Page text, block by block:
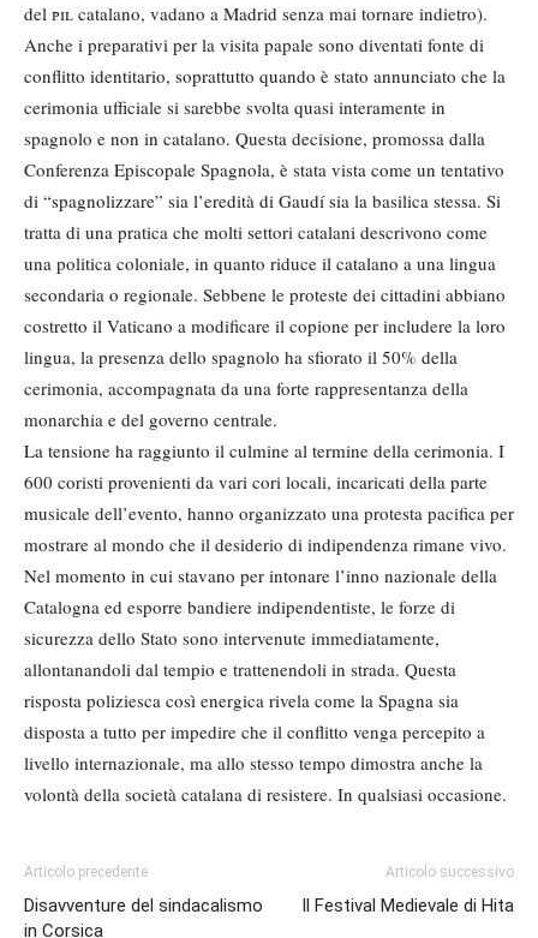
del pil catalano, vadano a Madrid senza mai tornare indietro).
Anche i preparativi per la visita papale sono diventati fonte di
conflitto identitario, soprattutto quando è stato annunciato che la
cerimonia ufficiale si sarebbe svolta quasi interamente in
spagnolo e non in catalano. Questa decisione, promossa dalla
Conferenza Episcopale Spagnola, è stata vista come un tentativo
di “spagnolizzare” sia l’eredità di Gaudí sia la basilica stessa. Si
tratta di una pratica che molti settori catalani descrivono come
una politica coloniale, in quanto riduce il catalano a una lingua
secondaria o regionale. Sebbene le proteste dei cittadini abbiano
costretto il Vaticano a modificare il copione per includere la loro
lingua, la presenza dello spagnolo ha sfiorato il 50% della
cerimonia, accompagnata da una forte rappresentanza della
monarchia e del governo centrale.
La tensione ha raggiunto il culmine al termine della cerimonia. I
600 coristi provenienti da vari cori locali, incaricati della parte
musicale dell’evento, hanno organizzato una protesta pacifica per
mostrare al mondo che il desiderio di indipendenza rimane vivo.
Nel momento in cui stavano per intonare l’inno nazionale della
Catalogna ed esporre bandiere indipendentiste, le forze di
sicurezza dello Stato sono intervenute immediatamente,
allontanandoli dal tempio e trattenendoli in strada. Questa
risposta poliziesca così energica rivela come la Spagna sia
disposta a tutto per impedire che il conflitto venga percepito a
livello internazionale, ma allo stesso tempo dimostra anche la
volontà della società catalana di resistere. In qualsiasi occasione.
Articolo precedente
Disavventure del sindacalismo
in Corsica
Articolo successivo
Il Festival Medievale di Hita